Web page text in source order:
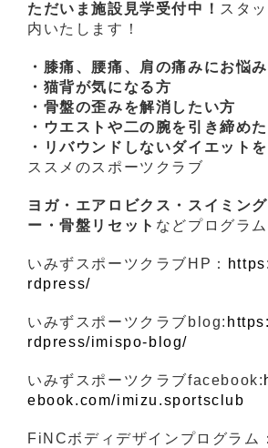
ただいま施設見学受付中！ スタ
内いたします！
・膝痛、腰痛、肩の痛みにお悩
・猫背が気になる方
・骨盤の歪みを解消したい方
・ウエストや二の腕を引き締め
・リバウンドしないダイエット
ススメのスポーツクラブ
ヨガ・エアロビクス・スイミン
ー・骨盤リセット などプログラム
いみずスポーツクラブHP：
rdpress/
いみずスポーツクラブblog:
rdpress/imispo-blog/
いみずスポーツクラブfacebook:
ebook.com/imizu.sportsclub
FiNCボディデザインプログラム：